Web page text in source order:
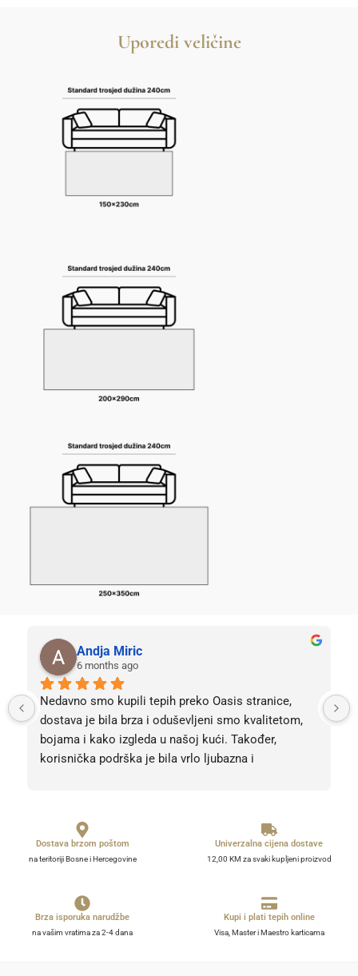
Uporedi veličine
Andja Miric
6 months ago
Nedavno smo kupili tepih preko Oasis stranice,
dostava je bila brza i oduševljeni smo kvalitetom,
bojama i kako izgleda u našoj kući. Također,
korisnička podrška je bila vrlo ljubazna i
Dostava brzom poštom
na teritoriji Bosne i Hercegovine
Univerzalna cijena dostave
12,00 KM za svaki kupljeni proizvod
Brza isporuka narudžbe
na vašim vratima za 2-4 dana
Kupi i plati tepih online
Visa, Master i Maestro karticama